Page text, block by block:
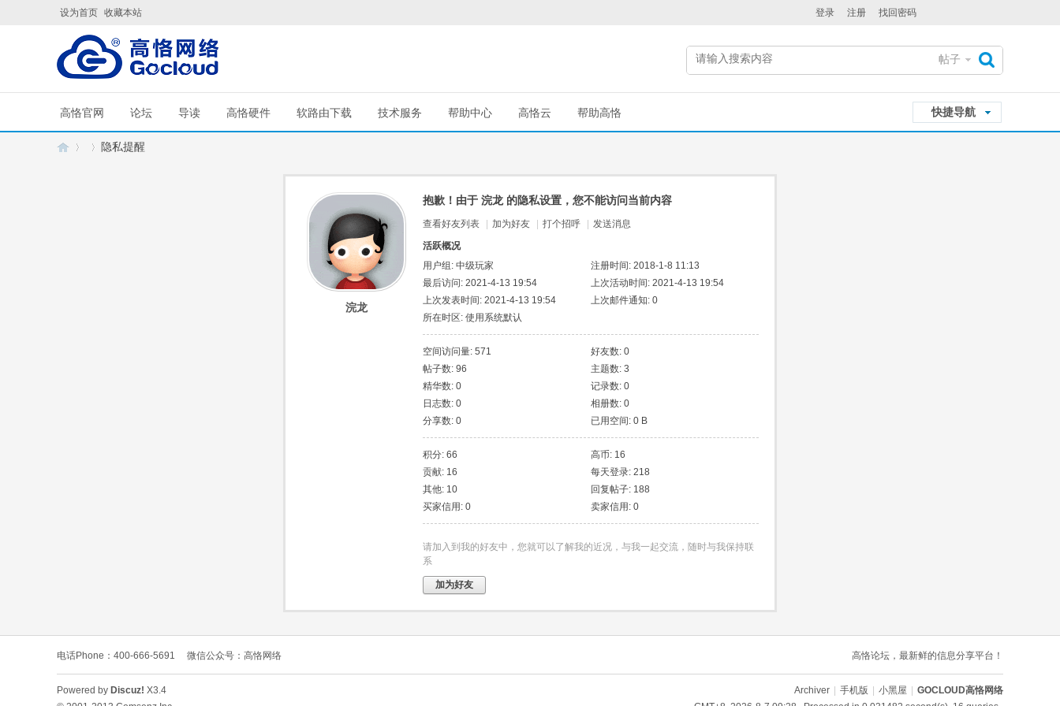
设为首页 收藏本站 登录 注册 找回密码
帖子
快捷导航
高恪官网 论坛 导读 高恪硬件 软路由下载 技术服务 帮助中心 高恪云 帮助高恪
L
隐私提醒
浣龙
抱歉！由于 浣龙 的隐私设置，您不能访问当前内容
查看好友列表 加为好友 打个招呼
发送消息
活跃概况
用户组: 中级玩家
注册时间: 2018-1-8 11:13
最后访问: 2021-4-13 19:54
上次活动时间: 2021-4-13 19:54
上次发表时间: 2021-4-13 19:54
上次邮件通知: 0
所在时区: 使用系统默认
空间访问量: 571
好友数: 0
帖子数: 96
主题数: 3
精华数: 0
记录数: 0
日志数: 0
相册数: 0
分享数: 0
已用空间: 0 B
积分: 66
高币: 16
贡献: 16
每天登录: 218
其他: 10
回复帖子: 188
买家信用: 0
卖家信用: 0
请加入到我的好友中，您就可以了解我的近况，与我一起交流，随时与我保持联
系
加为好友
电话Phone：400-666-5691 微信公众号：高恪网络 高恪论坛，最新鲜的信息分享平台！
Archiver 手机版 小黑屋
GOCLOUD高恪网络
Powered by Discuz! X3.4